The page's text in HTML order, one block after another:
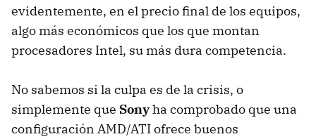
evidentemente, en el precio final de los equipos,
algo más económicos que los que montan
procesadores Intel, su más dura competencia.
No sabemos si la culpa es de la crisis, o
simplemente que Sonyha comprobado que una
configuración AMD/ATI ofrece buenos